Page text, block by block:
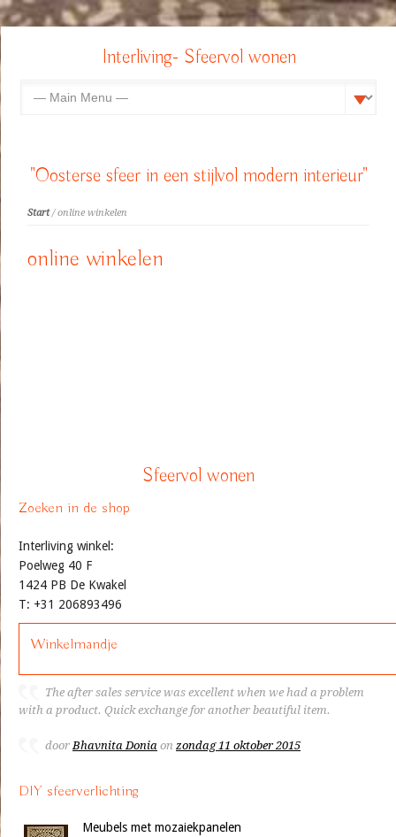
Interliving- Sfeervol wonen
"Oosterse sfeer in een stijlvol modern interieur"
Start/ online winkelen
online winkelen
Sfeervol wonen
Zoeken in de shop
Interliving winkel:
Poelweg 40 F
1424 PB De Kwakel
T: +31 206893496
Winkelmandje
The after sales service was excellent when we had a problem
with a product. Quick exchange for another beautiful item.
doorBhavnita Donia on zondag 11 oktober 2015
DIY sfeerverlichting
Meubels met mozaiekpanelen